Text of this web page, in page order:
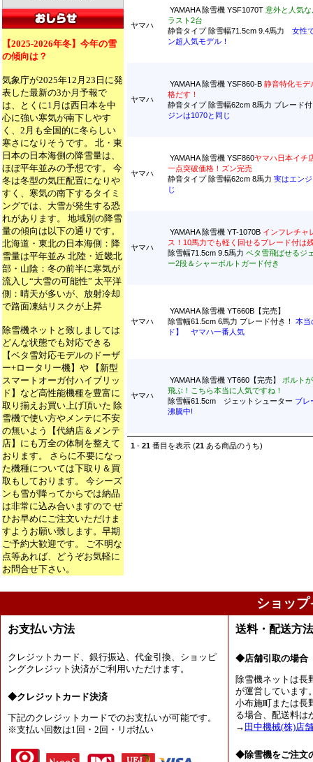
【2025-2026年冬】今年の雪
の傾向は？
気象庁が2025年12月23日に発
表した最新の3か月予報で
は、とくに1月は西日本を中
心に強い寒気が南下しやす
く、2月も全国的に冬らしい
寒さになりそうです。 北・東
日本の日本海側の降雪量は、
ほぼ平年並みの予想です。 今
冬は冬型の気圧配置になりや
すく、寒気の南下するタイミ
ングでは、大雪が発生する恐
れがあります。 地域別の降雪
量の傾向は以下の通りです。
北海道・東北の日本海側：降
雪量は平年並み 北陸・近畿北
部・山陰：冬の前半に寒気が
流入し“大雪の可能性” 太平洋
側：晴天が多いが、放射冷却
で路面凍結リスクが上昇
除雪機ネットと致しましては
どんな状態でも対応できる
【ベタ雪対応モデルのドーザ
ー+ロータリー機】や 【新型
スマートオーガ付ハイブリッ
ド】など高性能機種を豊富に
取り揃えお買い上げ頂いた 除
雪機で使い方やメンテに不安
の無いよう【代納店＆メンテ
店】にも万全の体制を整えて
おります。 さらに不要になっ
た機種については下取り＆買
取もしております。 今シーズ
ンも雪が降ってからでは納品
は非常に込み合いますので ぜ
ひお早めにご注文いただけま
すようお願い致します。早期
ご予約大歓迎です。 ご不明な
点等あれば、どうぞお気軽に
お問合せ下さい。
ヤマハ
YAMAHA 除雪機 YSF1070T 意外と人気
ラスト2台
静音タイプ 除雪幅71.5cm 9.4馬力 女性
ン超人気モデル！
ヤマハ
YAMAHA 除雪機 YSF860-B 静音特化モデ
格だす！
静音タイプ 除雪幅62cm 8馬力 ブレード
ジンは1070と同じ
ヤマハ
YAMAHA 除雪機 YSF860ヤマハ日本イチ
一点突破価格！ズン完売
静音タイプ 除雪幅62cm 8馬力 実はエン
じ
ヤマハ
YAMAHA 除雪機 YT-1070B インフレチャ
ス！10馬力でも軽く回せるブレード付は
除雪幅71.5cm 9.5馬力 ベタ雪飛ばせるジ
ー2段＆シャーボルトガード付き
ヤマハ
YAMAHA 除雪機 YT660B【完売】
除雪幅61.5cm 6馬力 ブレード付き！ 本当
ド】 ヤマハ一番人気
ヤマハ
YAMAHA 除雪機 YT660【完売】 ボルト
飛ぶ！こちら本当に人気ですね！
除雪幅61.5cm ジェットシューター ブレ
沸騰中!
1 - 21 番目を表示 (21 ある商品のうち)
ショッ
お支払い方法
クレジットカード、銀行振込、代金引換、ショッピ
ングクレジット決済がご利用いただけます。
◆クレジットカード決済
下記のクレジットカードでのお支払いが可能です。
※支払い回数は1回・2回・リボ払い
送料・配送方
◆店舗引取の場合
除雪機ネットは長
が運営しています
小布施町または長
る場合、配送料は
→ 田中機械(株)店
◆除雪機をご注文